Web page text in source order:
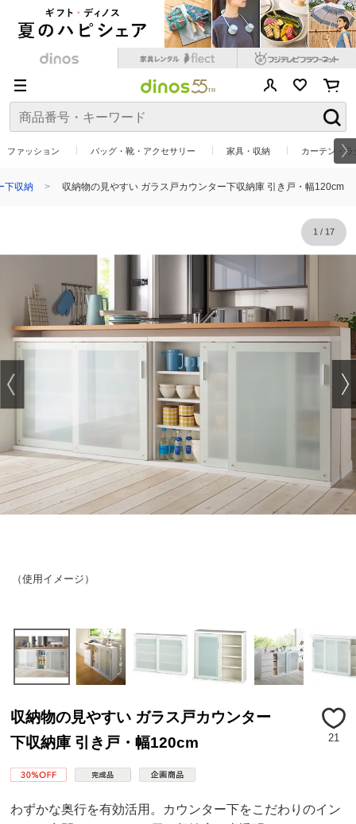
ファッション バッグ・靴・アクセサリー 家具・収納 カーテン・
下収納 収納物の見やすい ガラス戸カウンター下収納庫 引き戸・幅120cm
（使用イメージ）
1/ 17
収納物の見やすい ガラス戸カウンター
下収納庫 引き戸・幅120cm
21
わずかな奥行を有効活用。カウンター下をこだわりのイン